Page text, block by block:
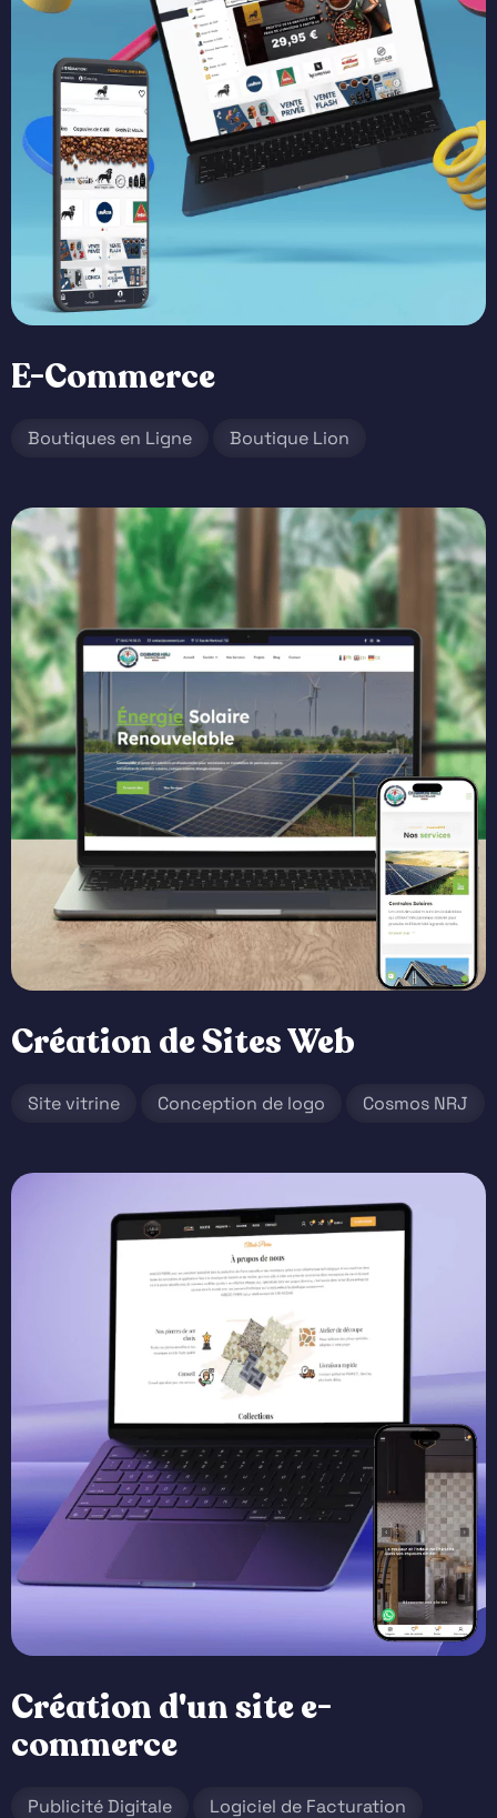
E-Commerce
Boutiques en Ligne Boutique Lion
Création de Sites Web
Site vitrine Conception de logo Cosmos NRJ
Création d'un site e-
commerce
Publicité Digitale Logiciel de Facturation